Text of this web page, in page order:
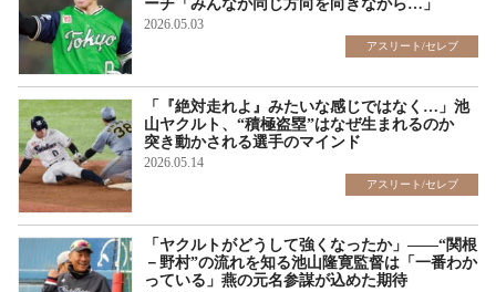
ーチ「みんなが同じ方向を向きながら…」
2026.05.03
アスリート/セレブ
「『絶対走れよ』みたいな感じではなく…」池
山ヤクルト、“積極盗塁”はなぜ生まれるのか
突き動かされる選手のマインド
2026.05.14
アスリート/セレブ
「ヤクルトがどうして強くなったか」――“関根
－野村”の流れを知る池山隆寛監督は「一番わか
っている」燕の元名参謀が込めた期待